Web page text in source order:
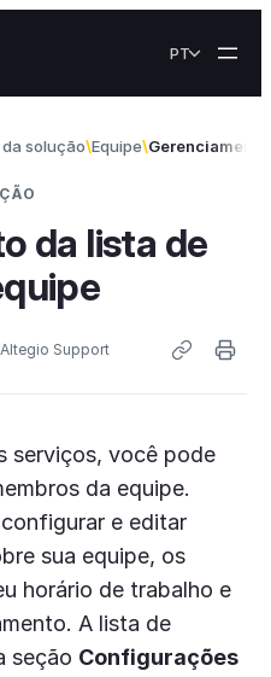
PT
solução Equipe
da lista de
Altegio Support
serviços, você pode
da equipe.
e editar
sua equipe, os
horário de trabalho e
A lista de
seção Configurações